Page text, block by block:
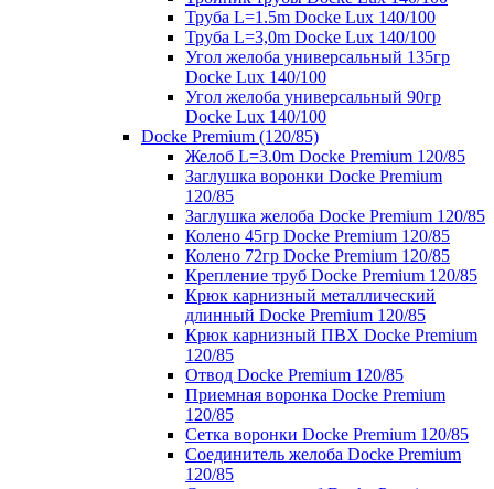
Труба L=1.5m Docke Lux 140/100
Труба L=3,0m Docke Lux 140/100
Угол желоба универсальный 135гр
Docke Lux 140/100
Угол желоба универсальный 90гр
Docke Lux 140/100
Docke Premium (120/85)
Желоб L=3.0m Docke Premium 120/85
Заглушка воронки Docke Premium
120/85
Заглушка желоба Docke Premium 120/85
Колено 45гр Docke Premium 120/85
Колено 72гр Docke Premium 120/85
Крепление труб Docke Premium 120/85
Крюк карнизный металлический
длинный Docke Premium 120/85
Крюк карнизный ПВХ Docke Premium
120/85
Отвод Docke Premium 120/85
Приемная воронка Docke Premium
120/85
Сетка воронки Docke Premium 120/85
Соединитель желоба Docke Premium
120/85